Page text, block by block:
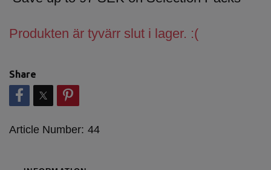
Produkten är tyvärr slut i lager. :(
Share
Article Number: 44